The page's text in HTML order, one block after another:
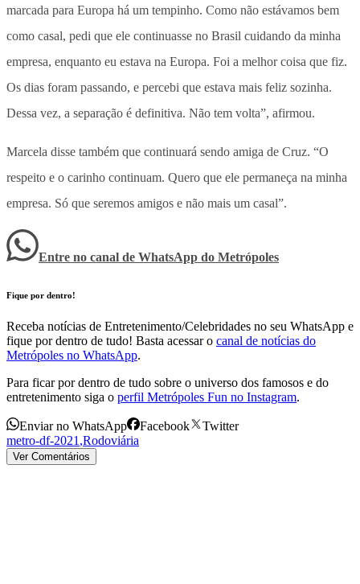
marcada para Europa há um tempinho. Como não estávamos bem
como casal, pedi que ele continuasse no Brasil cuidando da minha
empresa, enquanto eu estava na Europa. Foi a melhor coisa que fiz.
Os dias foram passando, e percebi que estava mais feliz sozinha.
Dessa vez, a separação é definitiva. Não tem volta”, afirmou.
Marcela disse também que continuará sendo amiga de Cruz. “O
respeito e o carinho continuam. Quero que ele permaneça na minha
empresa. Só que seremos amigos e não mais um casal”.
Entre no canal de WhatsApp do Metrópoles
Fique por dentro!
Receba notícias de Entretenimento/Celebridades no seu WhatsApp e
fique por dentro de tudo! Basta acessar o canal de notícias do
Metrópoles no WhatsApp.
Para ficar por dentro de tudo sobre o universo dos famosos e do
entretenimento siga o perfil Metrópoles Fun no Instagram.
Enviar no WhatsApp Facebook
Twitter
metro-df-2021,Rodoviária
Ver Comentários